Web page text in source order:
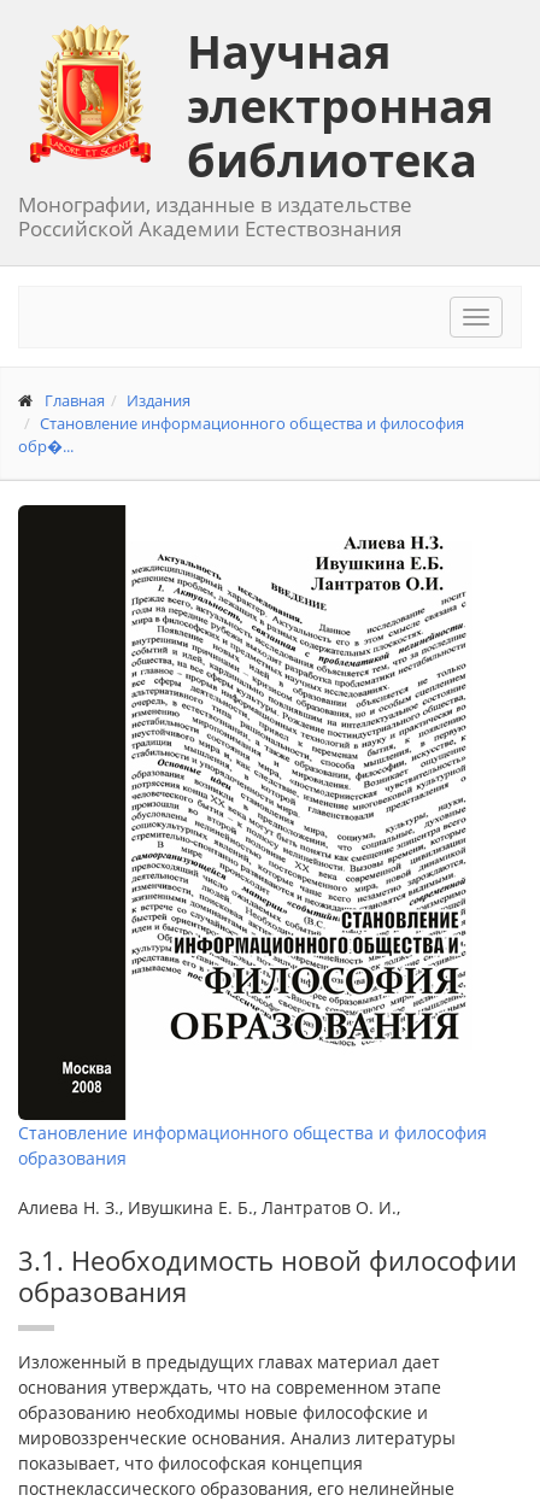
Научная
электронная
библиотека
Монографии, изданные в издательстве
Российской Академии Естествознания
Toggle
Главная
Издания
Становление информационного общества и философия
обр�...
Становление информационного общества и философия
образования
Алиева Н. З., Ивушкина Е. Б., Лантратов О. И.,
3.1. Необходимость новой философии
образования
Изложенный в предыдущих главах материал дает
основания утверждать, что на современном этапе
образованию необходимы новые философские и
мировоззренческие основания. Анализ литературы
показывает, что философская концепция
постнеклассического образования, его нелинейные